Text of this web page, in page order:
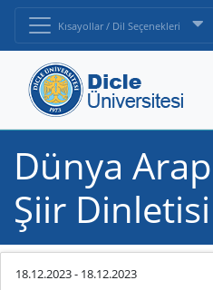
Kısayollar / Dil Seçenekleri
Dünya
Şiir Dinletisi
18.12.2023- 18.12.2023